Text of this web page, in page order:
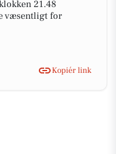
21.48
væsentligt for
Kopiér link